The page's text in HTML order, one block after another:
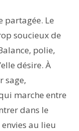
partagée. Le
soucieux de
polie,
désire. À
sage,
marche entre
dans le
au lieu